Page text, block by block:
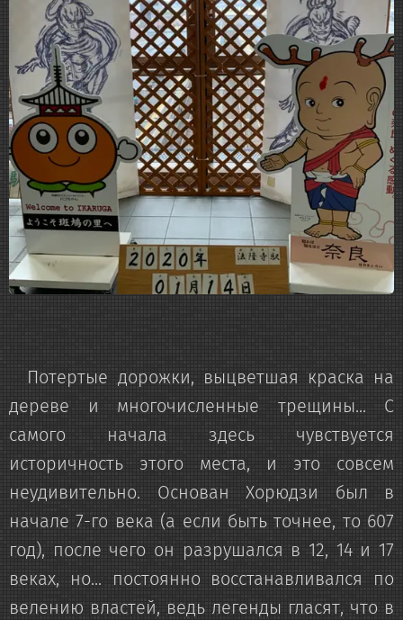
Потертые дорожки, выцветшая краска на
дереве и многочисленные трещины... С
самого начала здесь чувствуется
историчность этого места, и это совсем
неудивительно. Основан Хорюдзи был в
начале 7-го века (а если быть точнее, то 607
год), после чего он разрушался в 12, 14 и 17
веках, но... постоянно восстанавливался по
велению властей, ведь легенды гласят, что в